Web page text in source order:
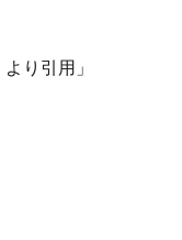
り引用」